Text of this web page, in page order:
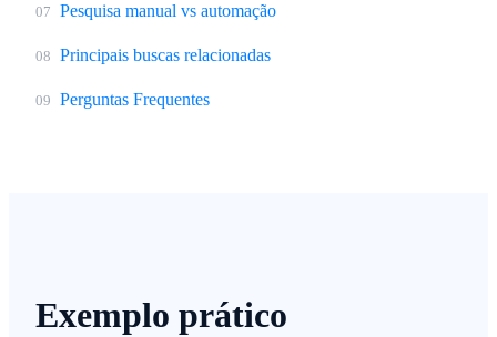
07 Pesquisa manual vs automação
08 Principais buscas relacionadas
09 Perguntas Frequentes
Exemplo prático